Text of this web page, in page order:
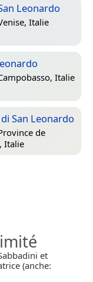
Leonardo
Italie
Italie
San Leonardo
de
Italie
et
(anche: